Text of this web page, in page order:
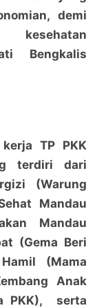
demi
Bengkalis
TP PKK
terdiri dari
(Warung
Mandau
Mandau
(Gema Beri
(Mama
Anak
PKK), serta